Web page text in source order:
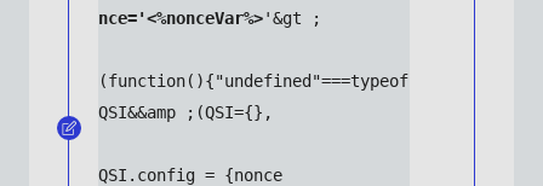
nce='<%nonceVar%>'&gt ;
(function(){"undefined"===typeof
QSI&&amp ;(QSI={},
QSI.config = {nonce